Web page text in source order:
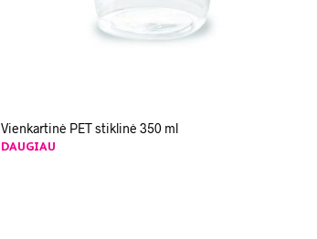
Vienkartinė PET stiklinė 350 ml
DAUGIAU